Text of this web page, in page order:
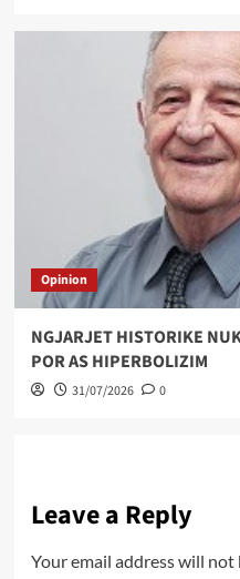
Opinion
NGJARJET HISTORIKE
POR AS HIPERBOLIZIM
31/07/2026 0
Leave a Reply
Your email address will not